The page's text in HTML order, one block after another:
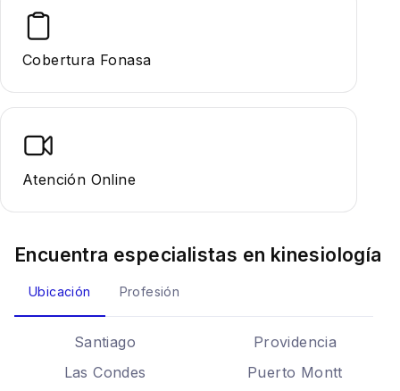
Cobertura Fonasa
Atención Online
Encuentra especialistas en kinesiología
Ubicación Profesión
Santiago
Providencia
Las Condes
Puerto Montt